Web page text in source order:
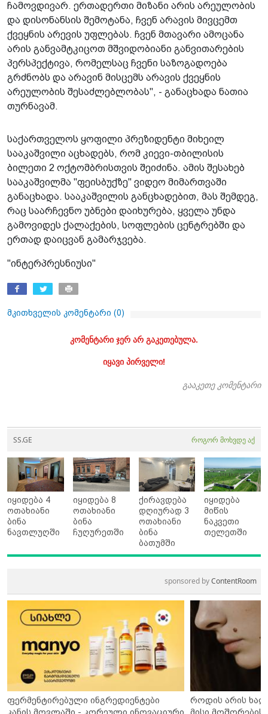
ჩამოვდივარ. ერთადერთი მიზანი არის არეულობის
და დისონანსის შემოტანა, ჩვენ არავის მივცემთ
ქვეყნის არევის უფლებას. ჩვენ მთავარი ამოცანა
არის განვამტკიცოთ მშვიდობიანი განვითარების
პერსპექტივა, რომელსაც ჩვენი საზოგადოება
გრძნობს და არავინ მისცემს არავის ქვეყნის
არეულობის შესაძლებლობას", - განაცხადა ნათია
თურნავამ.
საქართველოს ყოფილი პრეზიდენტი მიხეილ
სააკაშვილი აცხადებს, რომ კიევი-თბილისის
ბილეთი 2 ოქტომბრისთვის შეიძინა. ამის შესახებ
სააკაშვილმა "ფეისბუქზე" ვიდეო მიმართვაში
განაცხადა. სააკაშვილის განცხადებით, მას შემდეგ,
რაც საარჩევნო უბნები დაიხურება, ყველა უნდა
გამოვიდეს ქალაქების, სოფლების ცენტრებში და
ერთად დაიცვან გამარჯვება.
"ინტერპრესნიუსი"
მკითხველის კომენტარი (0)
კომენტარი ჯერ არ გაკეთებულა.
იყავი პირველი!
გააკეთე კომენტარი
SS.GE როგორ მოხვდე აქ
იყიდება 4
ოთახიანი
ბინა
ნავთლუღში
იყიდება 8
ოთახიანი
ბინა
ჩუღურეთში
ქირავდება
დღიურად 3
ოთახიანი
ბინა
ბათუმში
იყიდება
მიწის
ნაკვეთი
თელეთში
sponsored byContentRoom
ფერმენტირებული ინგრედიენტები
როდის არის